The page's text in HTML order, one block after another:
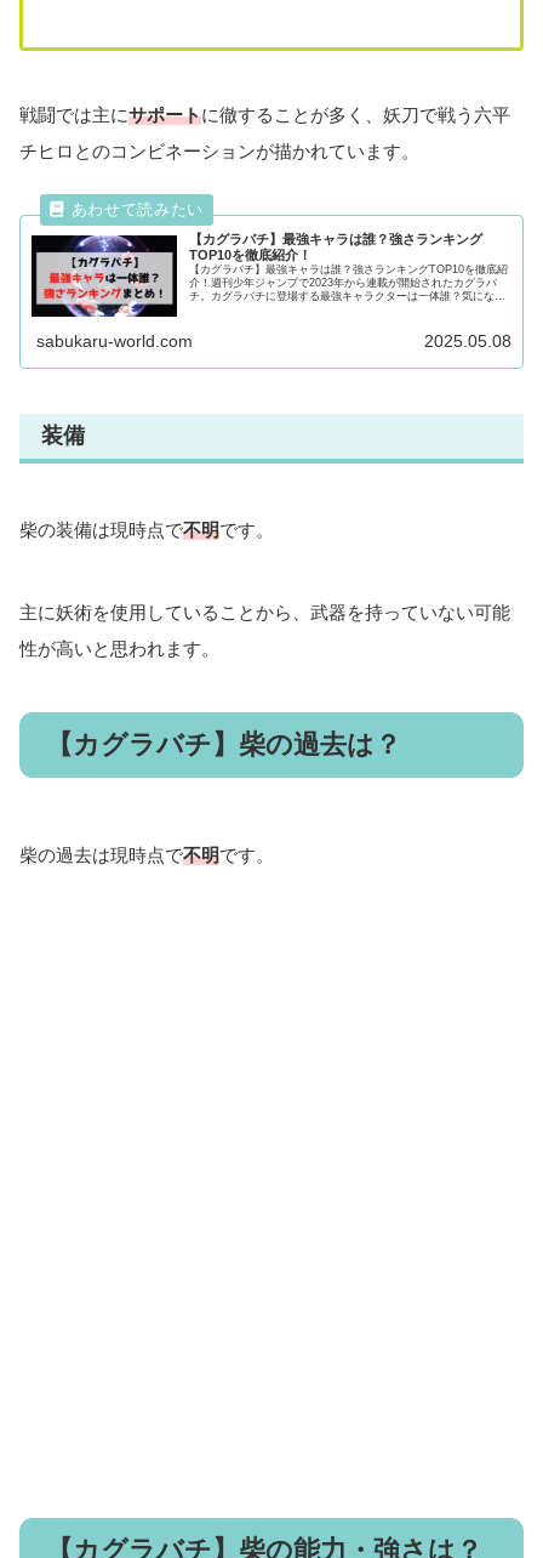
戦闘では主にサポートに徹することが多く、妖刀で戦う六平
チヒロとのコンビネーションが描かれています。
【カグラバチ】最強キャラは誰？強さランキング
TOP10を徹底紹介！
【カグラバチ】最強キャラは誰？強さランキングTOP10を徹底紹
介！週刊少年ジャンプで2023年から連載が開始されたカグラバ
チ。カグラバチに登場する最強キャラクターは一体誰？気になる
sabukaru-world.com 2025.05.08
装備
柴の装備は現時点で不明です。
主に妖術を使用していることから、武器を持っていない可能
性が高いと思われます。
【カグラバチ】柴の過去は？
柴の過去は現時点で不明です。
【カグラバチ】柴の能力・強さは？